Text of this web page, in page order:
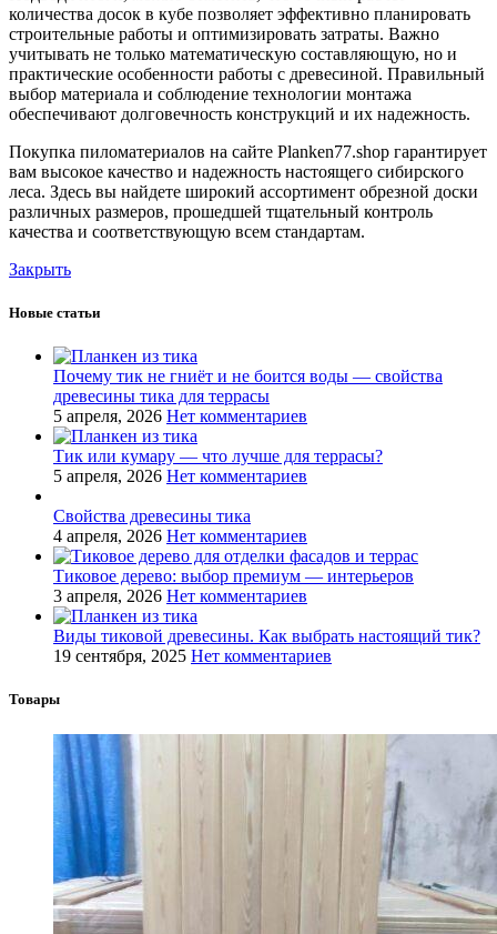
количества досок в кубе позволяет эффективно планировать
строительные работы и оптимизировать затраты. Важно
учитывать не только математическую составляющую, но и
практические особенности работы с древесиной. Правильный
выбор материала и соблюдение технологии монтажа
обеспечивают долговечность конструкций и их надежность.
Покупка пиломатериалов на сайте Planken77.shop гарантирует
вам высокое качество и надежность настоящего сибирского
леса. Здесь вы найдете широкий ассортимент обрезной доски
различных размеров, прошедшей тщательный контроль
качества и соответствующую всем стандартам.
Закрыть
Новые статьи
Почему тик не гниёт и не боится воды — свойства
древесины тика для террасы
5 апреля, 2026 Нет комментариев
Тик или кумару — что лучше для террасы?
5 апреля, 2026 Нет комментариев
Свойства древесины тика
4 апреля, 2026 Нет комментариев
Тиковое дерево: выбор премиум — интерьеров
3 апреля, 2026 Нет комментариев
Виды тиковой древесины. Как выбрать настоящий тик?
19 сентября, 2025 Нет комментариев
Товары